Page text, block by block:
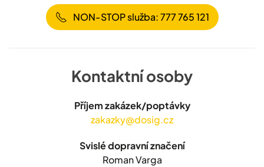
NON-STOP služba: 777 765 121
Kontaktní osoby
Příjem zakázek/poptávky
zakazky@dosig.cz
Svislé dopravní značení
Roman Varga